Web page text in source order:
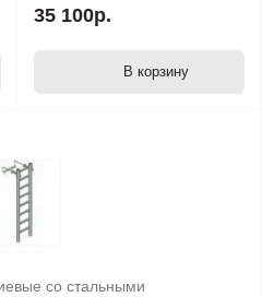
35 100р.
В корзину
со стальными